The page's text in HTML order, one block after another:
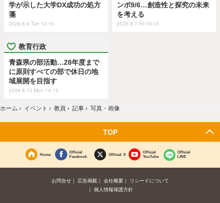
学が示した大学DX成功の処方
箋
2026.8.4 Tue 12:15
ンポ9/6…創造性と探究の未来
を考える
2026.8.7 Fri 16:15
教育行政
青森県の部活動…28年度まで
に原則すべての部で休日の地
域展開を目指す
2026.8.10 Mon 14:15
ホーム › イベント › 教員 › 記事 › 写真・画像
TOP
Home
Official
Facebook
Official X
Official
YouTube
Official
LINE
お問合せ 広告掲載 会社概要
リシードについて
個人情報保護方針